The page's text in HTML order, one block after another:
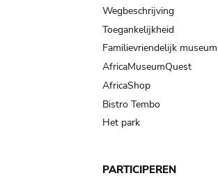
Wegbeschrijving
Toegankelijkheid
Familievriendelijk museum
AfricaMuseumQuest
AfricaShop
Bistro Tembo
Het park
PARTICIPEREN